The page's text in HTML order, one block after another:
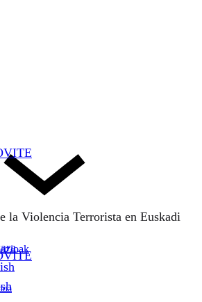
la Violencia Terrorista en Euskadi